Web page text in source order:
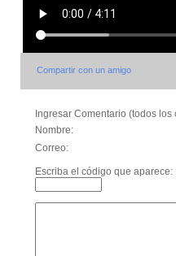
Compartir con un amigo
Ingresar Comentario (todos
Nombre:
Correo:
Escriba el código que aparece: